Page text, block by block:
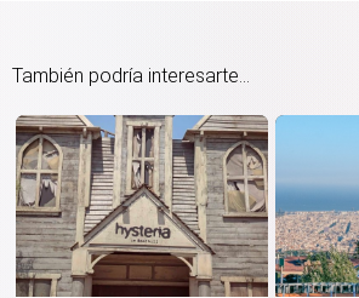
También podría interesarte...